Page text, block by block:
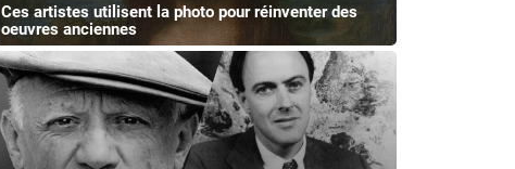
Ces artistes utilisent la photo pour réinventer des
oeuvres anciennes